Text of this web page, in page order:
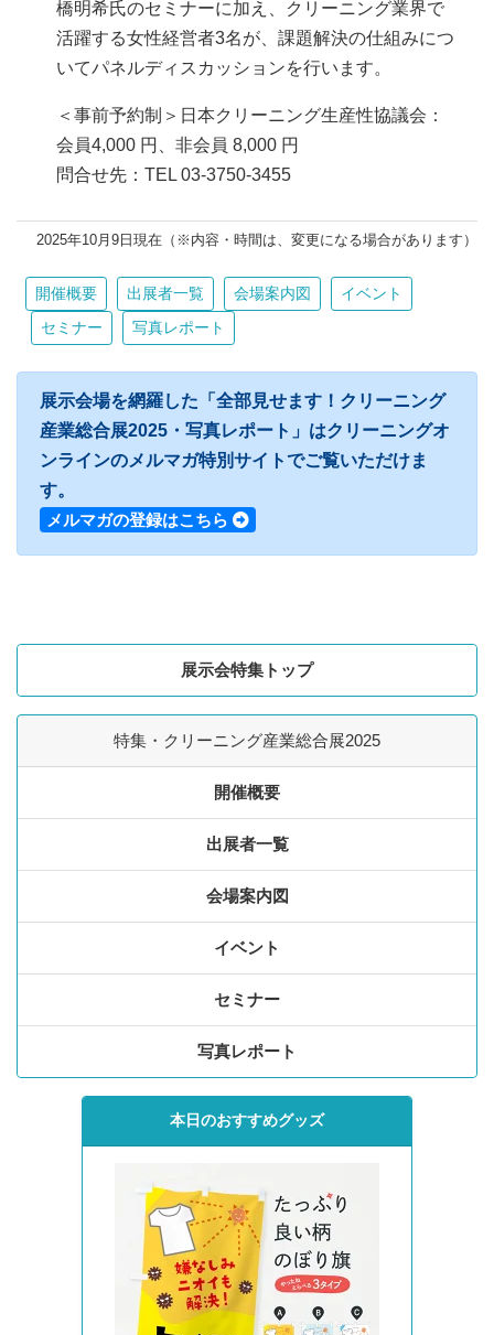
橋明希氏のセミナーに加え、クリーニング業界で
活躍する女性経営者3名が、課題解決の仕組みにつ
いてパネルディスカッションを行います。
＜事前予約制＞日本クリーニング生産性協議会：
会員4,000 円、非会員 8,000 円
問合せ先：TEL 03-3750-3455
2025年10月9日現在（※内容・時間は、変更になる場合があります）
開催概要 出展者一覧 会場案内図
イベント
セミナー
写真レポート
展示会場を網羅した「全部見せます！クリーニング
産業総合展2025・写真レポート」はクリーニングオ
ンラインのメルマガ特別サイトでご覧いただけま
す。
メルマガの登録はこちら
展示会特集トップ
特集・クリーニング産業総合展2025
開催概要
出展者一覧
会場案内図
イベント
セミナー
写真レポート
本日のおすすめグッズ